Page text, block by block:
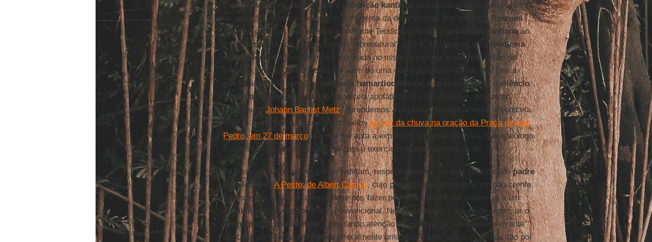
conscientemente, obedecendo à
proibição kantiana
de colocar em ato toda tentativa
de reflexão filosófico-racional sobre o tema da dor inocente. Por seu ladoRosmini
rompeu, com sua monumental e brilhante Teodiceia (1845), a
proibição kantianaao
trazer a questão de volta à "ordem sobrenatural", isto é, ao oferecer umateodiceia
estaurológica e cristocêntrica, centrada no mistério da cruz e sua realização no
mistério pascal. Tal horizonte vai além de uma concepção que vê todo mal (até a
pandemia) como punição (
teodiceia hamartiocêntrica ) e também supera osilêncio
absoluto diante do mistério
(teodiceia apofática). No século breve, graças ao
trabalho de Johann Baptist Metz, aprendemos a explicitar teologicamente a teodiceia.
Hoje, o ícone do crucifixo coberto pelospingos da chuva na oração da Praça de São
Pedro, em 27 de março, parece-me apta a expressar essa perspectiva, que o teólogo
é chamado a elaborar e articular com o exercício do pensamento de fé.
As duas primeiras perspectivas habitam, respectivamente, os dois sermões dopadre
Paneloux
em A Peste, de Albert Camus, cujo protagonista permanece um não crente.
O ícone que excita e comove deve nos fazer pensar e poderá nos converter a um
cristianismo autênticoe não convencional. Nesse contexto, trata-se de repensar o
princípio da causalidade
", prestando atenção à dinâmica da "causalidade errante"
evocada por
Platão em Timeu (literalmente uma causa que "desliza", guiada não por